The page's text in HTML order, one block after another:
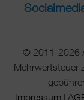
© 2011-2026
Mehrwertsteuer
Impressum |